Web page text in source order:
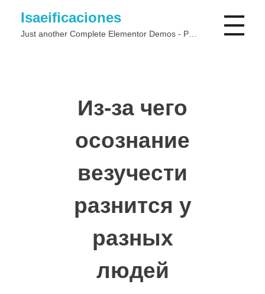
Isaeificaciones
Из-за чего
осознание
везучести
разнится у
разных
людей